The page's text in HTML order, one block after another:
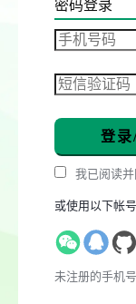
密码登录
登录
我已阅读并
或使用以下帐
未注册的手机